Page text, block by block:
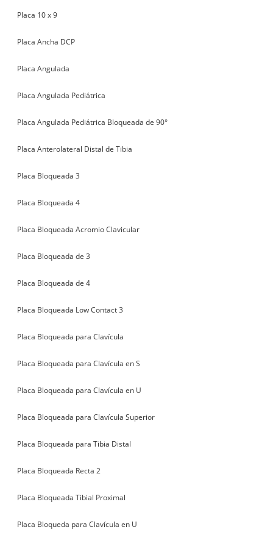
Placa 10 x 9
Placa Ancha DCP
Placa Angulada
Placa Angulada Pediátrica
Placa Angulada Pediátrica Bloqueada de 90°
Placa Anterolateral Distal de Tibia
Placa Bloqueada 3
Placa Bloqueada 4
Placa Bloqueada Acromio Clavicular
Placa Bloqueada de 3
Placa Bloqueada de 4
Placa Bloqueada Low Contact 3
Placa Bloqueada para Clavícula
Placa Bloqueada para Clavícula en S
Placa Bloqueada para Clavícula en U
Placa Bloqueada para Clavícula Superior
Placa Bloqueada para Tibia Distal
Placa Bloqueada Recta 2
Placa Bloqueada Tibial Proximal
Placa Bloqueda para Clavícula en U